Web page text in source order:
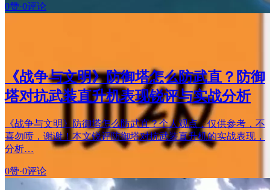
0赞·0评论
《战争与文明》防御塔怎么防武直？防御
塔对抗武装直升机表现锐评与实战分析
《战争与文明》防御塔怎么防武直？个人观点，仅供参考，不
喜勿喷，谢谢！本文锐评防御塔对抗武装直升机的实战表现，
分析…
0赞·0评论